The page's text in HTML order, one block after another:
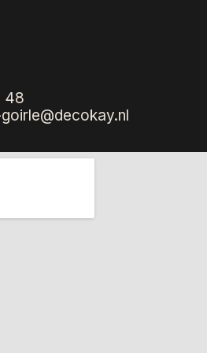
48